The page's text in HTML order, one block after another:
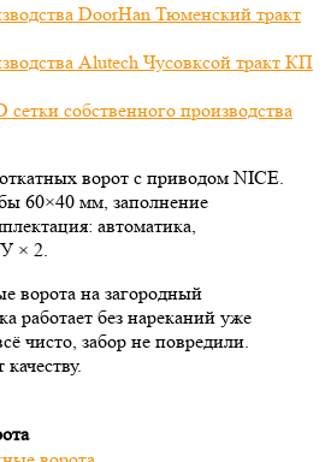
ворот с приводом NICE.
60×40 мм, заполнение
автоматика,
× 2.
ворота на загородный
работает без нареканий уже
чисто, забор не повредили.